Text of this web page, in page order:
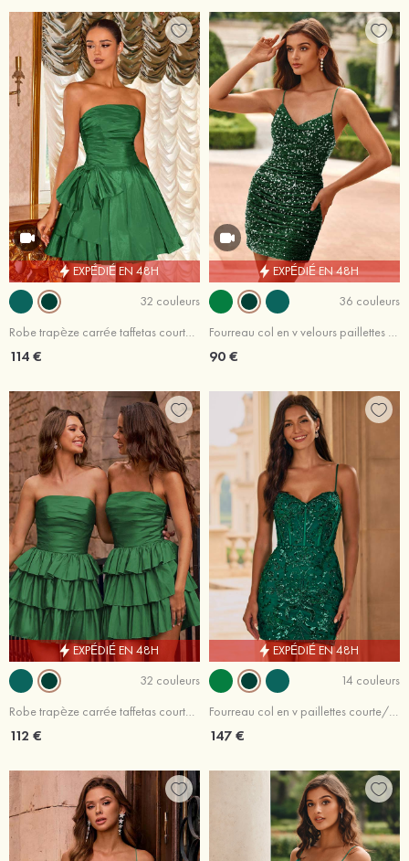
EXPÉDIÉ EN 48H
32 couleurs
Robe trapèze carrée taffetas courte/mini robe de fête de la rentrée
114 €
EXPÉDIÉ EN 48H
36 couleurs
Fourreau col en v velours paillettes courte/mini robe de fête de la rentrée
90 €
EXPÉDIÉ EN 48H
32 couleurs
Robe trapèze carrée taffetas courte/mini robe de fête de la rentrée avec plissé volants
112 €
EXPÉDIÉ EN 48H
14 couleurs
Fourreau col en v paillettes courte/mini robe de fête de la rentré avec perles paillettes
147 €